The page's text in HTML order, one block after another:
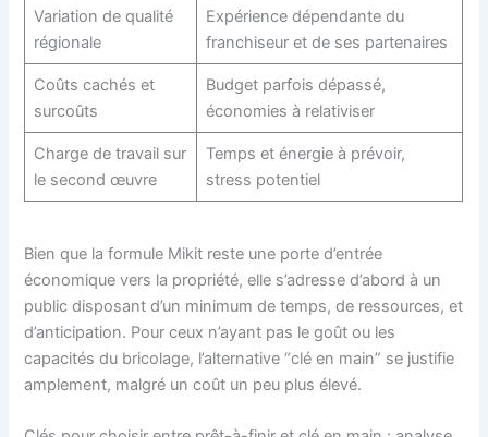
Variation de qualité
régionale
Expérience dépendante du
franchiseur et de ses partenaires
Coûts cachés et
surcoûts
Budget parfois dépassé,
économies à relativiser
Charge de travail sur
le second œuvre
Temps et énergie à prévoir,
stress potentiel
Bien que la formule Mikit reste une porte d’entrée
économique vers la propriété, elle s’adresse d’abord à un
public disposant d’un minimum de temps, de ressources, et
d’anticipation. Pour ceux n’ayant pas le goût ou les
capacités du bricolage, l’alternative “clé en main” se justifie
amplement, malgré un coût un peu plus élevé.